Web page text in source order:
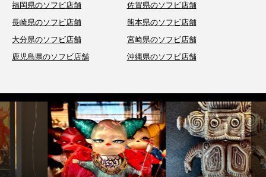
福岡県のソフビ店舗
佐賀県のソフビ店舗
長崎県のソフビ店舗
熊本県のソフビ店舗
大分県のソフビ店舗
宮崎県のソフビ店舗
鹿児島県のソフビ店舗
沖縄県のソフビ店舗